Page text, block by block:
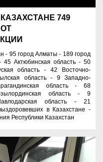
749
- 95 город Алматы - 189 город
Актюбинская область - 50
область - 42 Восточно-
область - 9 Западно-
область - 68
область - 9
область - 21
в Казахстане -
Республики Казахстан